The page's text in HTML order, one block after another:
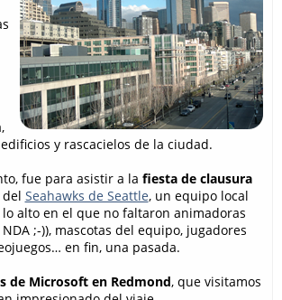
y rascacielos de la ciudad.
fue para asistir a la fiesta de clausura
Seahawks de Seattle, un equipo local
alto en el que no faltaron animadoras
;-)), mascotas del equipo, jugadores
en fin, una pasada.
de Microsoft en Redmond, que visitamos